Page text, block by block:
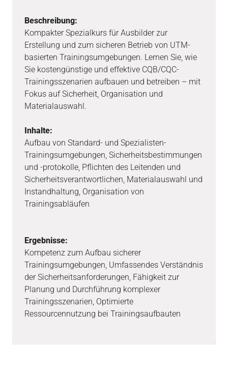
Beschreibung:
Kompakter Spezialkurs für Ausbilder zur
Erstellung und zum sicheren Betrieb von UTM-
basierten Trainingsumgebungen. Lernen Sie, wie
Sie kostengünstige und effektive CQB/CQC-
Trainingsszenarien aufbauen und betreiben – mit
Fokus auf Sicherheit, Organisation und
Materialauswahl.
Inhalte:
Aufbau von Standard- und Spezialisten-
Trainingsumgebungen, Sicherheitsbestimmungen
und -protokolle, Pflichten des Leitenden und
Sicherheitsverantwortlichen, Materialauswahl und
Instandhaltung, Organisation von
Trainingsabläufen
Ergebnisse:
Kompetenz zum Aufbau sicherer
Trainingsumgebungen, Umfassendes Verständnis
der Sicherheitsanforderungen, Fähigkeit zur
Planung und Durchführung komplexer
Trainingsszenarien, Optimierte
Ressourcennutzung bei Trainingsaufbauten